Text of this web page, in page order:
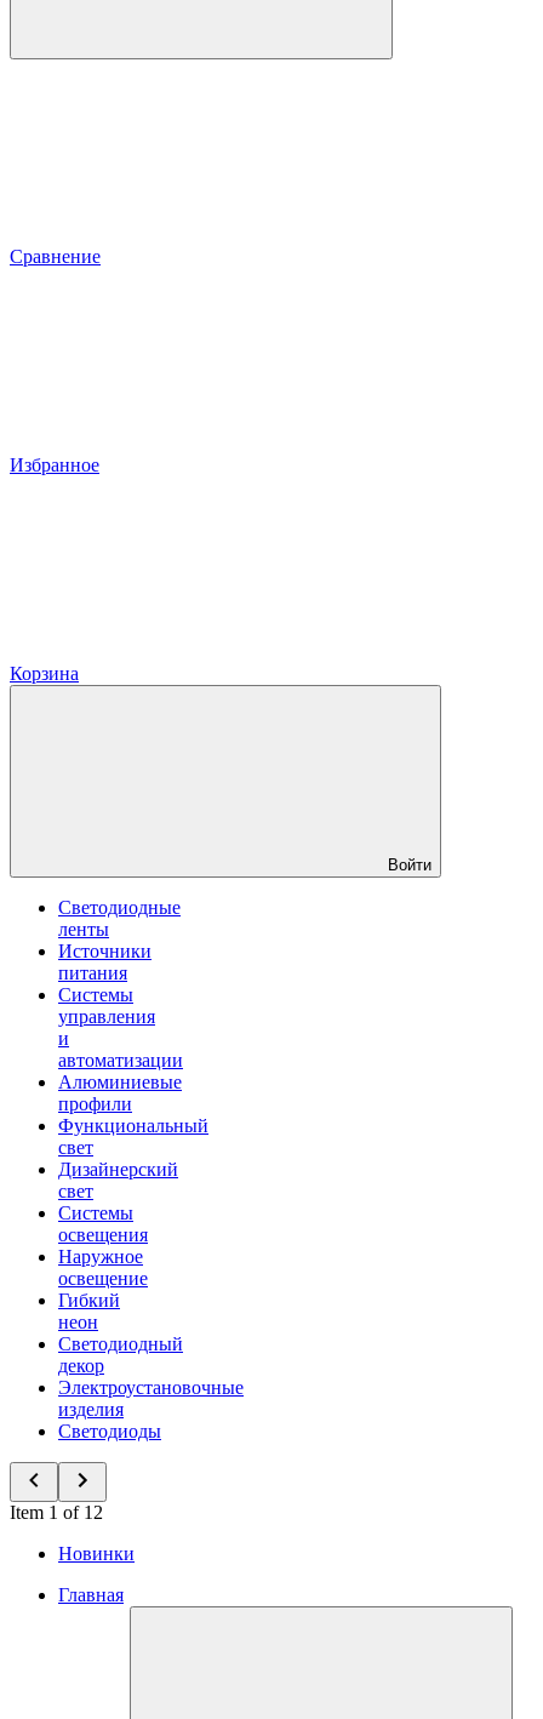
Сравнение
Избранное
Корзина
Войти
Светодиодные
ленты
Источники
питания
Системы
управления
и
автоматизации
Алюминиевые
профили
Функциональный
свет
Дизайнерский
свет
Системы
освещения
Наружное
освещение
Гибкий
неон
Светодиодный
декор
Электроустановочные
изделия
Светодиоды
Item 1 of 12
Новинки
Главная